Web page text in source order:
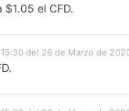
$1.05 el CFD.
15:30 del 26 de Marzo de